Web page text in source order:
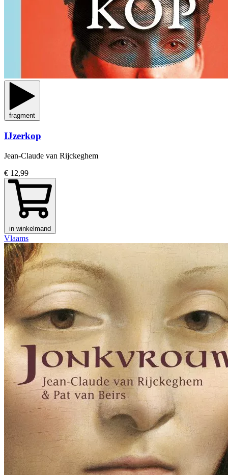
fragment
IJzerkop
Jean-Claude van Rijckeghem
€ 12,99
in winkelmand
Vlaams